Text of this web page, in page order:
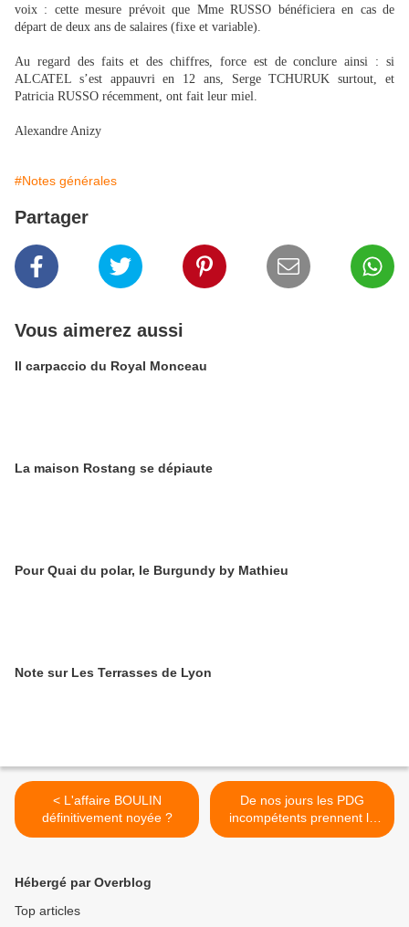
voix : cette mesure prévoit que Mme RUSSO bénéficiera en cas de
départ de deux ans de salaires (fixe et variable).
Au regard des faits et des chiffres, force est de conclure ainsi : si
ALCATEL s’est appauvri en 12 ans, Serge TCHURUK surtout, et
Patricia RUSSO récemment, ont fait leur miel.
Alexandre Anizy
#Notes générales
Partager
Vous aimerez aussi
Il carpaccio du Royal Monceau
La maison Rostang se dépiaute
Pour Quai du polar, le Burgundy by Mathieu
Note sur Les Terrasses de Lyon
< L'affaire BOULIN
définitivement noyée ?
De nos jours les PDG
incompétents prennent la
porte avec le jackpot >
Hébergé par Overblog
Top articles